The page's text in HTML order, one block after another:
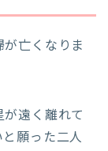
亡くなりま
遠く離れて
願った二人